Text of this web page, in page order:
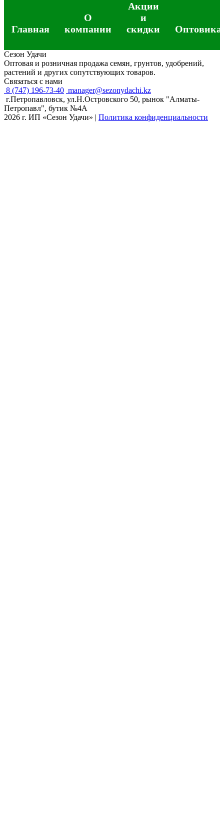
Главная
О
компании
Акции
и
скидки
Сезон Удачи
Оптовая и розничная продажа семян, грунтов, удобрений,
растений и других сопутствующих товаров.
Связаться с нами
8 (747) 196-73-40 manager@sezonydachi.kz
г.Петропавловск, ул.Н.Островского 50, рынок "Алматы-
Петропавл", бутик №4A
2026 г. ИП «Сезон Удачи» | Политика конфиденциальности